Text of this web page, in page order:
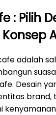
: Pilih
adalah
Desain
brand,